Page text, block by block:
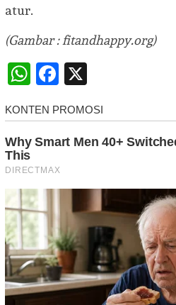
atur.
(Gambar : fitandhappy.org)
WhatsApp
Facebook